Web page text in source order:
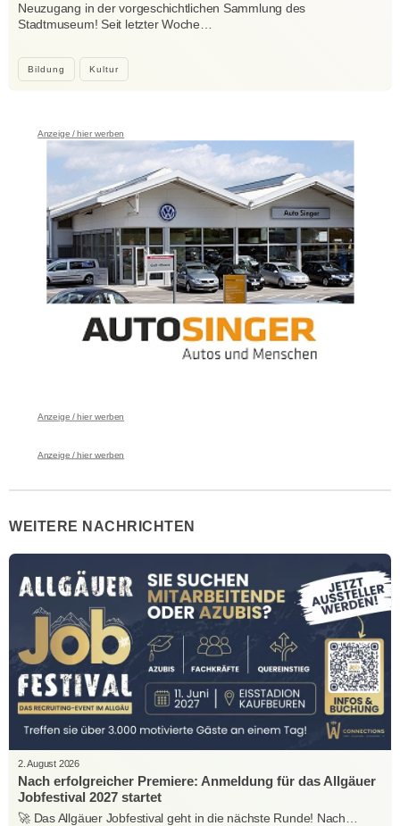
Bildung Kultur
Neuzugang in der vorgeschichtlichen Sammlung des
Stadtmuseum! Seit letzter Woche…
Anzeige / hier werben
Anzeige / hier werben
Anzeige / hier werben
WEITERE NACHRICHTEN
2. August 2026
Nach erfolgreicher Premiere: Anmeldung für das Allgäuer
Jobfestival 2027 startet
🚀 Das Allgäuer Jobfestival geht in die nächste Runde! Nach…